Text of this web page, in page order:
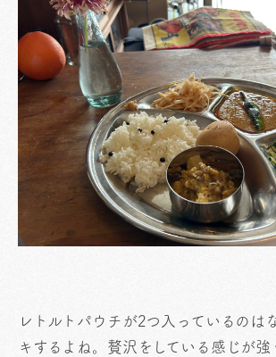
レトルトパウチが2つ入っているのは
キするよね。贅沢をしている感じが